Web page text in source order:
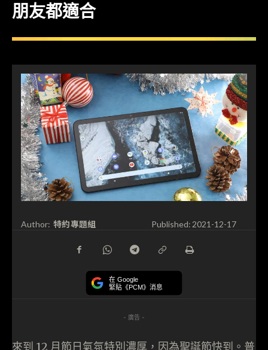
朋友都適合
Author: 特約專題組 Published: 2021-12-17
在 Google
緊貼《PCM》消息
- 廣告 -
來到 12 月節日氣氛特別濃厚，因為聖誕節快到。普